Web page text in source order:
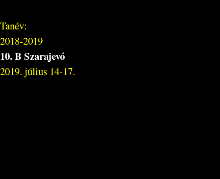
Tanév:
2018-2019
10. B Szarajevó
2019. július 14-17.